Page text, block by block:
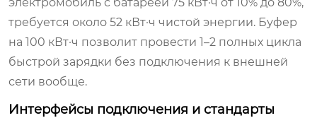
требуется около 52 кВт·ч чистой энергии. Буфер
на 100 кВт·ч позволит провести 1–2 полных цикла
быстрой зарядки без подключения к внешней
сети вообще.
Интерфейсы подключения и стандарты